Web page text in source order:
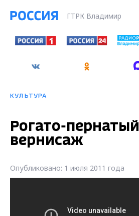
ГТРК Владимир
КУЛЬТУРА
Рогато-пернатый
вернисаж
Опубликовано: 1 июля 2011 года